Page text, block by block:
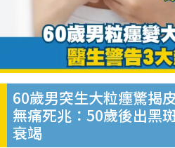
60歲男突生大粒癦驚揭
無痛死兆：50歲後出黑
衰竭